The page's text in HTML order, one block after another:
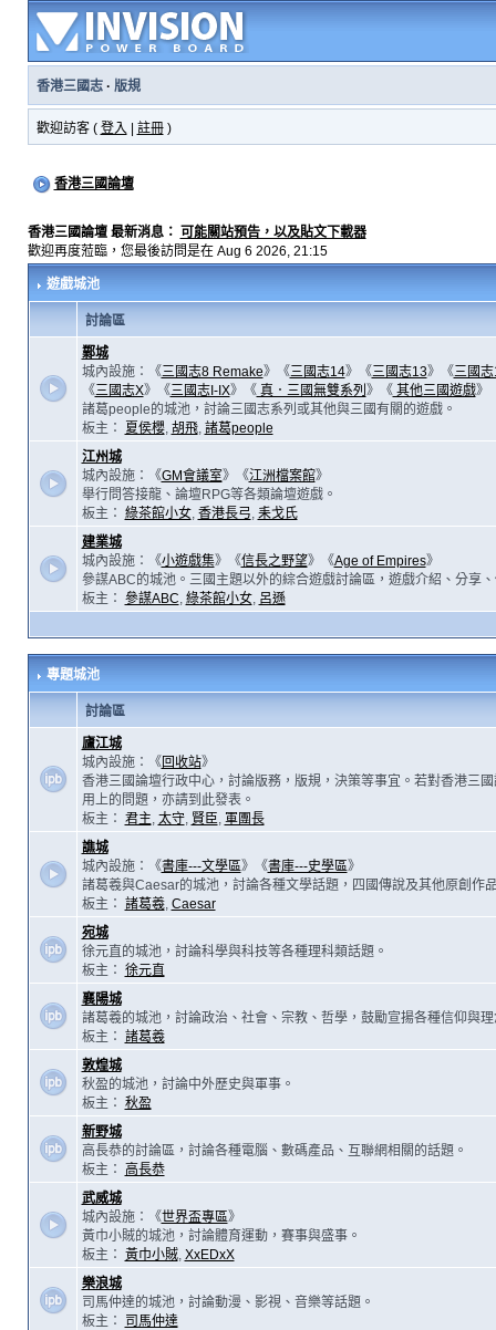
香港三國志· 版規
歡迎訪客 ( 登入 註冊)
香港三國論壇
香港三國論壇 最新消息： 可能關站預告，以及貼文下載器
歡迎再度蒞臨，您最後訪問是在 Aug 6 2026, 21:15
遊戲城池
討論區
鄴城
城內設施：《三國志8 Remake》《三國志14》《三國志13》《三國
《三國志X》《三國志I-IX》《真．三國無雙系列 》《其他三國遊戲》
諸葛people的城池，討論三國志系列或其他與三國有關的遊戲。
板主：
夏侯櫻, 胡飛, 諸葛people
江州城
城內設施：《GM會議室》《江洲檔案館》
舉行問答接龍、論壇RPG等各類論壇遊戲。
板主： 綠茶館小女, 香港長弓, 耒戈氏
建業城
城內設施：《小遊戲集》《信長之野望》《Age of Empires》
參謀ABC的城池。三國主題以外的綜合遊戲討論區，遊戲介紹、分享
板主： 參謀ABC, 綠茶館小女, 呂遜
專題城池
討論區
廬江城
城內設施：《回收站》
香港三國論壇行政中心，討論版務，版規，決策等事宜。若對香港三
用上的問題，亦請到此發表。
板主： 君主, 太守, 賢臣, 軍團長
譙城
城內設施：《書庫---文學區》《書庫---史學區》
諸葛羲與Caesar的城池，討論各種文學話題，四國傳說及其他原創作
板主： 諸葛羲, Caesar
宛城
徐元直的城池，討論科學與科技等各種理科類話題。
板主： 徐元直
襄陽城
諸葛羲的城池，討論政治、社會、宗教、哲學，鼓勵宣揚各種信仰與理
板主： 諸葛羲
敦煌城
秋盈的城池，討論中外歷史與軍事。
板主： 秋盈
新野城
高長恭的討論區，討論各種電腦、數碼產品、互聯網相關的話題。
板主：
高長恭
武威城
城內設施：《世界盃專區》
黃巾小賊的城池，討論體育運動，賽事與盛事。
板主： 黃巾小賊, XxEDxX
樂浪城
司馬仲達的城池，討論動漫、影視、音樂等話題。
板主：
司馬仲達